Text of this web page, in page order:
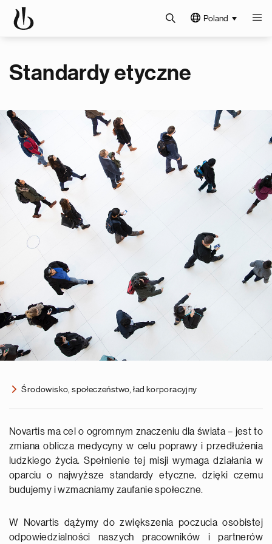
Poland
Standardy etyczne
Środowisko, społeczeństwo, ład korporacyjny
Novartis ma cel o ogromnym znaczeniu dla świata – jest to
zmiana oblicza medycyny w celu poprawy i przedłużenia
ludzkiego życia. Spełnienie tej misji wymaga działania w
oparciu o najwyższe standardy etyczne, dzięki czemu
budujemy i wzmacniamy zaufanie społeczne.
W Novartis dążymy do zwiększenia poczucia osobistej
odpowiedzialności naszych pracowników i partnerów